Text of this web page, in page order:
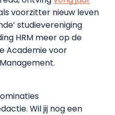
voorzitter nieuw leven
studievereniging
HRM meer op de
Academie voor
Wil jij nog een